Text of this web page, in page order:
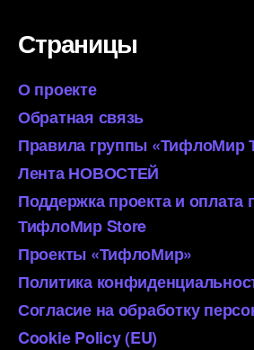
Страницы
О проекте
Обратная связь
Правила группы «ТифлоМир
Лента НОВОСТЕЙ
Поддержка проекта и оплата
ТифлоМир Store
Проекты «ТифлоМир»
Политика
Согласие на обработку
Cookie Policy (EU)